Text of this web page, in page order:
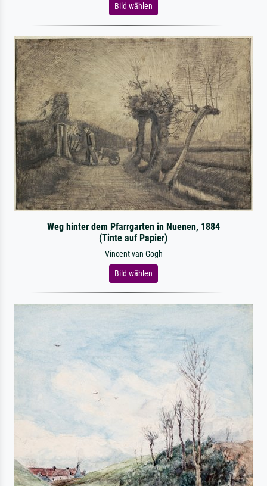
Bild wählen
Weg hinter dem Pfarrgarten in Nuenen, 1884
(Tinte auf Papier)
Vincent van Gogh
Bild wählen